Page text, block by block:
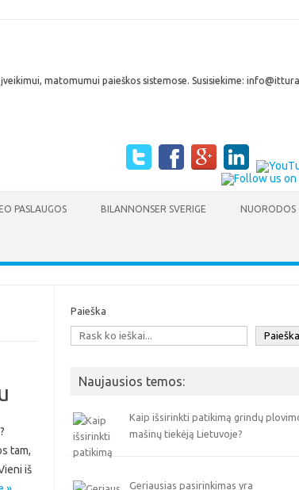
matomumui paieškos sistemose. Susisiekime:
PASLAUGOS BILANNONSER SVERIGE NUORODOS
tam,
iš
Paieška
Paieška
Naujausios temos:
Kaip išsirinkti patikimą grindų
mašinų tiekėją Lietuvoje?
Geriausias pasirinkimas yra